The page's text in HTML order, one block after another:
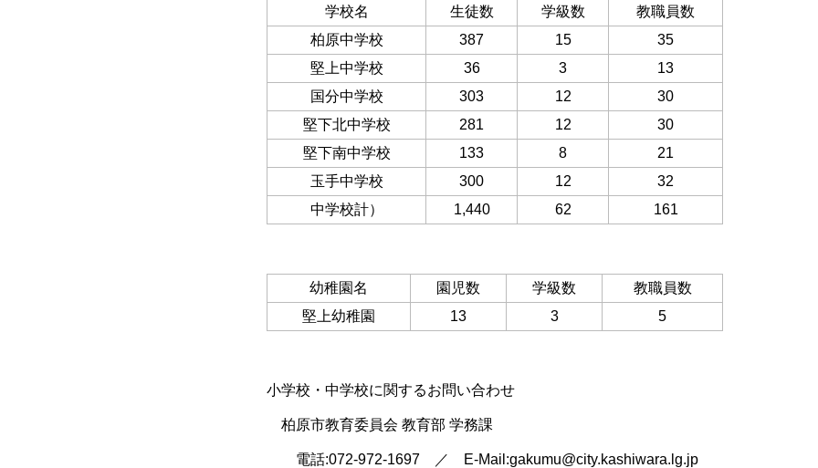
学校名 生徒数 学級数
教職員数
柏原中学校
387 15
35
堅上中学校
36 3
13
国分中学校
303 12
30
堅下北中学校
281 12
30
堅下南中学校
133 8
21
玉手中学校
300 12
32
中学校計）
1,440 62 161
幼稚園名 園児数 学級数
教職員数
堅上幼稚園
13 3 5
小学校・中学校に関するお問い合わせ
柏原市教育委員会 教育部 学務課
電話:072-972-1697 ／ E-Mail:gakumu@city.kashiwara.lg.jp